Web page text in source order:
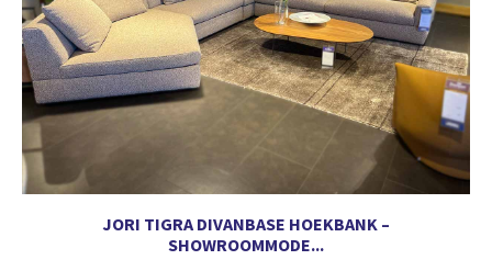
JORI TIGRA DIVANBASE HOEKBANK –
SHOWROOMMODE...